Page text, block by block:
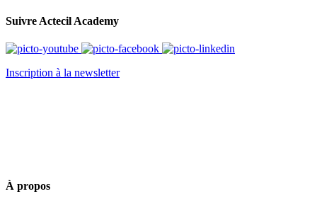
Suivre Actecil Academy
Inscription à la newsletter
À propos